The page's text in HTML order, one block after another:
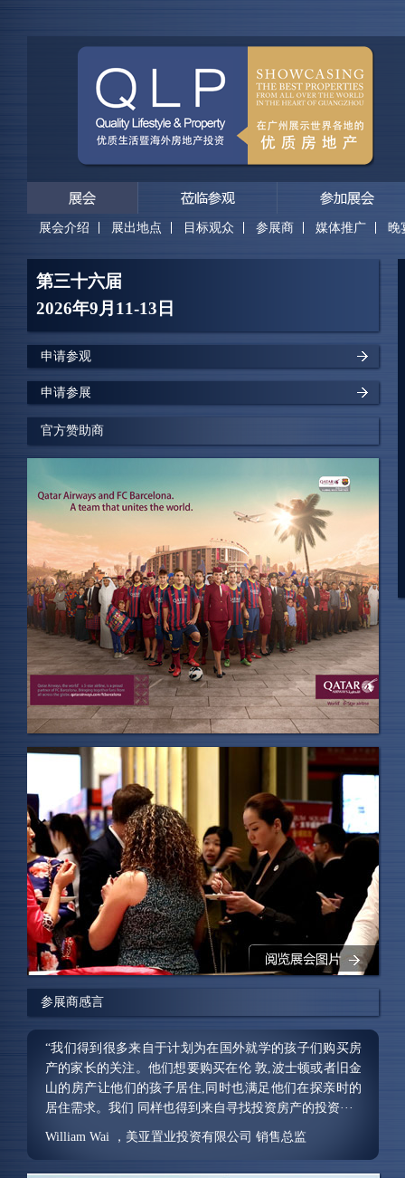
展会介绍 展出地点 目标观众 参展商 媒体推广 晚
第三十六届
2026年9月11-13日
申请参观
申请参展
官方赞助商
参展商感言
“对我们来说这是一场非常成功的展会，我们不仅接触到
许多私人投资者,同时也找到共同合作发展的商机。我们
很高兴能参加此次展会,我们更期待下一届的展会。”
James ，澳洲西蒙兹集团 中国区广东分部副总经理
“此次展会获得巨大成功,我们获得了许多有价值的客户接